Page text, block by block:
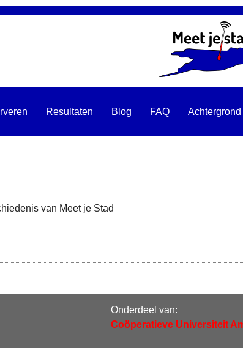
Resultaten Blog FAQ Achtergrond
van Meet je Stad
Onderdeel van:
Coöperatieve Universiteit